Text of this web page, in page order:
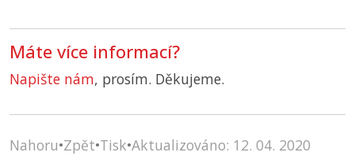
Máte více informací?
Napište nám, prosím. Děkujeme.
Nahoru•Zpět•Tisk•Aktualizováno: 12. 04. 2020